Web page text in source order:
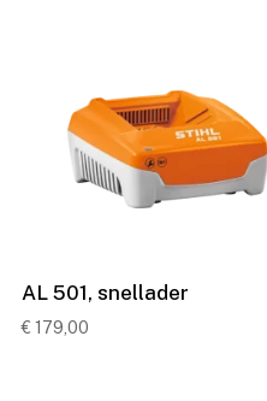
AL 501, snellader
€ 179,00